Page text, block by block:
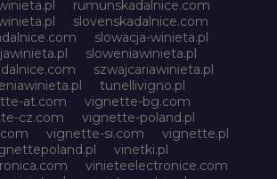
rumunskadalnice.com
slovenskadalnice.com
slowacja-winieta.pl
sloweniawinieta.pl
szwajcariawinieta.pl
tunellivigno.pl
at.com
vignette-bg.com
cz.com
vignette-poland.pl
vignette-si.com
vignette.pl
vinetki.pl
vinieteelectronice.com